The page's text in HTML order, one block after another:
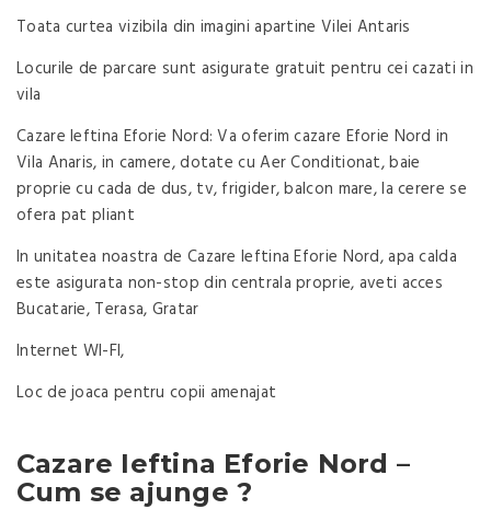
Toata curtea vizibila din imagini apartine Vilei Antaris
Locurile de parcare sunt asigurate gratuit pentru cei cazati in
vila
Cazare Ieftina Eforie Nord: Va oferim cazare Eforie Nord in
Vila Anaris, in camere, dotate cu Aer Conditionat, baie
proprie cu cada de dus, tv, frigider, balcon mare, la cerere se
ofera pat pliant
In unitatea noastra de Cazare Ieftina Eforie Nord, apa calda
este asigurata non-stop din centrala proprie, aveti acces
Bucatarie, Terasa, Gratar
Internet WI-FI,
Loc de joaca pentru copii amenajat
Cazare Ieftina Eforie Nord –
Cum se ajunge ?